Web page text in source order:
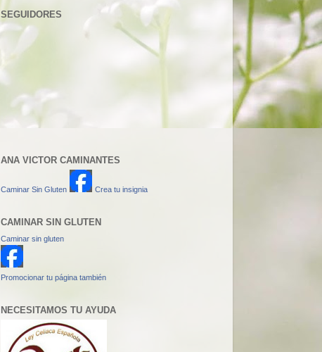
SEGUIDORES
ANA VICTOR CAMINANTES
Caminar Sin Gluten Crea tu insignia
CAMINAR SIN GLUTEN
Caminar sin gluten
Promocionar tu página también
NECESITAMOS TU AYUDA